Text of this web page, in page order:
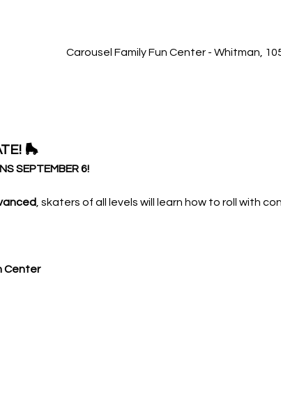
Carousel Family Fun Center - Whitman,
🛼
SEPTEMBER 6!
, skaters of all levels will learn how to roll with
Center